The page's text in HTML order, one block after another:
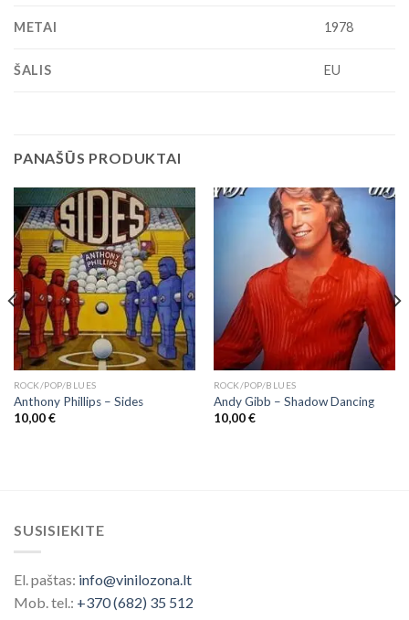
METAI 1978
ŠALIS EU
PANAŠŪS PRODUKTAI
ROCK/POP/BLUES
Anthony Phillips – Sides
10,00€
ROCK/POP/BLUES
Andy Gibb ‎– Shadow Dancing
10,00€
SUSISIEKITE
El. paštas: info@vinilozona.lt
Mob. tel.: +370 (682) 35 512